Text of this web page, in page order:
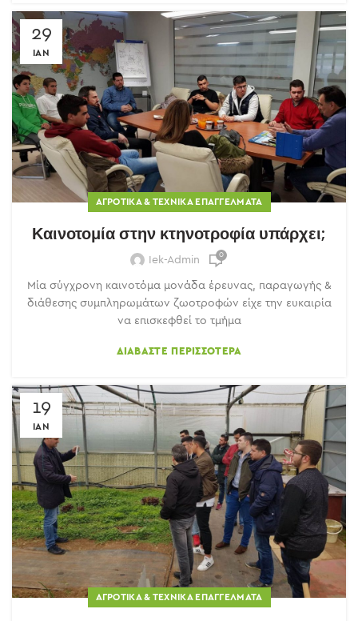
29
ΙΑΝ
ΑΓΡΟΤΙΚΆ & ΤΕΧΝΙΚΆ ΕΠΑΓΓΈΛΜΑΤΑ
Καινοτομία στην κτηνοτροφία υπάρχει;
Iek-Admin 0
Μία σύγχρονη καινοτόμα μονάδα έρευνας, παραγωγής &
διάθεσης συμπληρωμάτων ζωοτροφών είχε την ευκαιρία
να επισκεφθεί το τμήμα
ΔΙΑΒΆΣΤΕ ΠΕΡΙΣΣΌΤΕΡΑ
19
ΙΑΝ
ΑΓΡΟΤΙΚΆ & ΤΕΧΝΙΚΆ ΕΠΑΓΓΈΛΜΑΤΑ